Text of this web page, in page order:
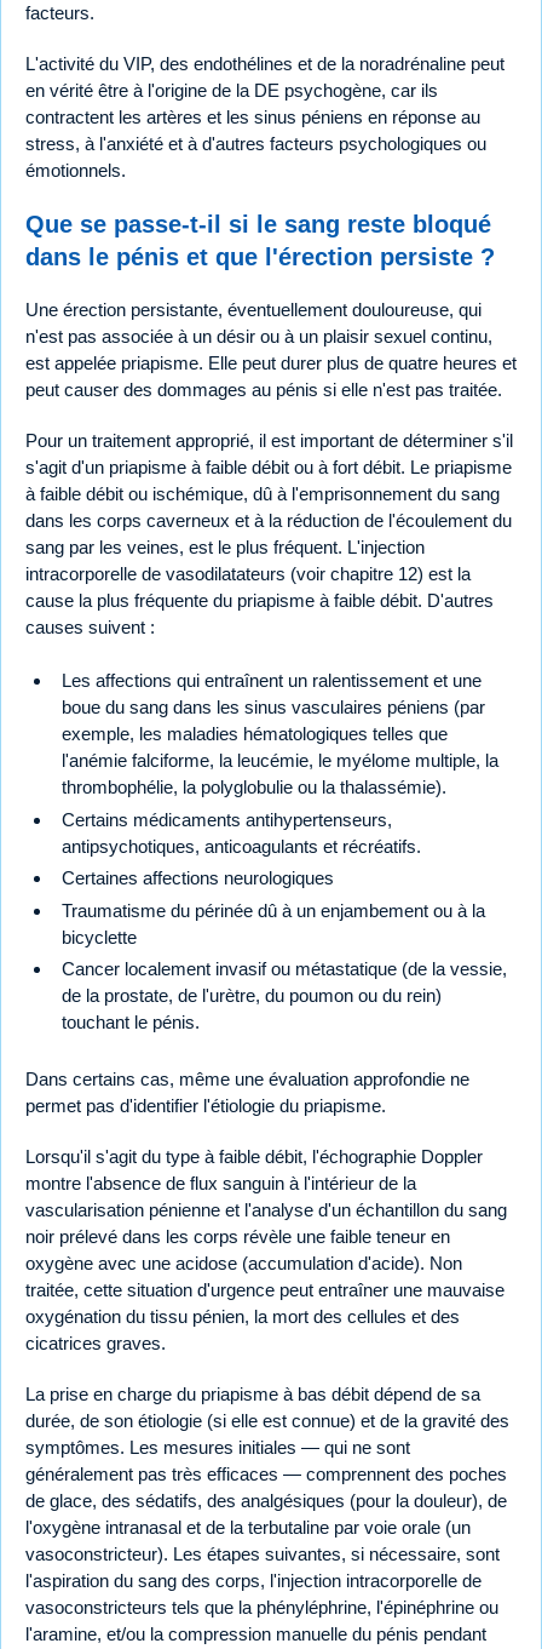
facteurs.
L'activité du VIP, des endothélines et de la noradrénaline peut
en vérité être à l'origine de la DE psychogène, car ils
contractent les artères et les sinus péniens en réponse au
stress, à l'anxiété et à d'autres facteurs psychologiques ou
émotionnels.
Que se passe-t-il si le sang reste bloqué
dans le pénis et que l'érection persiste ?
Une érection persistante, éventuellement douloureuse, qui
n'est pas associée à un désir ou à un plaisir sexuel continu,
est appelée priapisme. Elle peut durer plus de quatre heures et
peut causer des dommages au pénis si elle n'est pas traitée.
Pour un traitement approprié, il est important de déterminer s'il
s'agit d'un priapisme à faible débit ou à fort débit. Le priapisme
à faible débit ou ischémique, dû à l'emprisonnement du sang
dans les corps caverneux et à la réduction de l'écoulement du
sang par les veines, est le plus fréquent. L'injection
intracorporelle de vasodilatateurs (voir chapitre 12) est la
cause la plus fréquente du priapisme à faible débit. D'autres
causes suivent :
Les affections qui entraînent un ralentissement et une
boue du sang dans les sinus vasculaires péniens (par
exemple, les maladies hématologiques telles que
l'anémie falciforme, la leucémie, le myélome multiple, la
thrombophélie, la polyglobulie ou la thalassémie).
Certains médicaments antihypertenseurs,
antipsychotiques, anticoagulants et récréatifs.
Certaines affections neurologiques
Traumatisme du périnée dû à un enjambement ou à la
bicyclette
Cancer localement invasif ou métastatique (de la vessie,
de la prostate, de l'urètre, du poumon ou du rein)
touchant le pénis.
Dans certains cas, même une évaluation approfondie ne
permet pas d'identifier l'étiologie du priapisme.
Lorsqu'il s'agit du type à faible débit, l'échographie Doppler
montre l'absence de flux sanguin à l'intérieur de la
vascularisation pénienne et l'analyse d'un échantillon du sang
noir prélevé dans les corps révèle une faible teneur en
oxygène avec une acidose (accumulation d'acide). Non
traitée, cette situation d'urgence peut entraîner une mauvaise
oxygénation du tissu pénien, la mort des cellules et des
cicatrices graves.
La prise en charge du priapisme à bas débit dépend de sa
durée, de son étiologie (si elle est connue) et de la gravité des
symptômes. Les mesures initiales — qui ne sont
généralement pas très efficaces — comprennent des poches
de glace, des sédatifs, des analgésiques (pour la douleur), de
l'oxygène intranasal et de la terbutaline par voie orale (un
vasoconstricteur). Les étapes suivantes, si nécessaire, sont
l'aspiration du sang des corps, l'injection intracorporelle de
vasoconstricteurs tels que la phényléphrine, l'épinéphrine ou
l'aramine, et/ou la compression manuelle du pénis pendant